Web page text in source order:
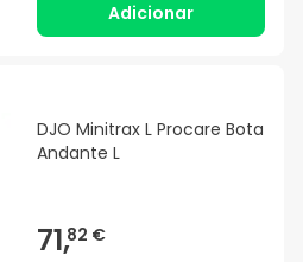
Adicionar
DJO Minitrax L Procare Bota
Andante L
71,82 €